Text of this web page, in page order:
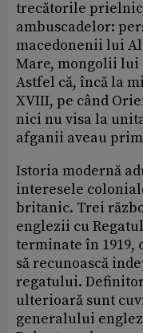
trecătorile
ambuscadelor:
macedonenii lui
Mare, mongolii lui
Astfel că, încă la
XVIII, pe când
nici nu visa la
afganii aveau
Istoria modernă
interesele
britanic. Trei
englezii cu
terminate în 1919,
să recunoască
regatului.
ulterioară sunt
generalului